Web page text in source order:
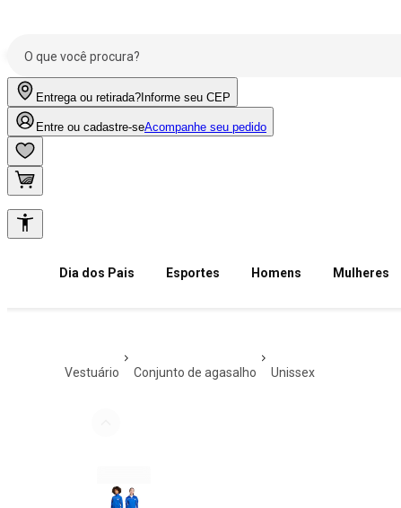
Entrega ou retirada? Informe seu CEP
Entre ou cadastre-seAcompanhe seu pedido
Dia dos Pais Esportes Homens Mulheres
vestuário conjunto de agasalho unissex